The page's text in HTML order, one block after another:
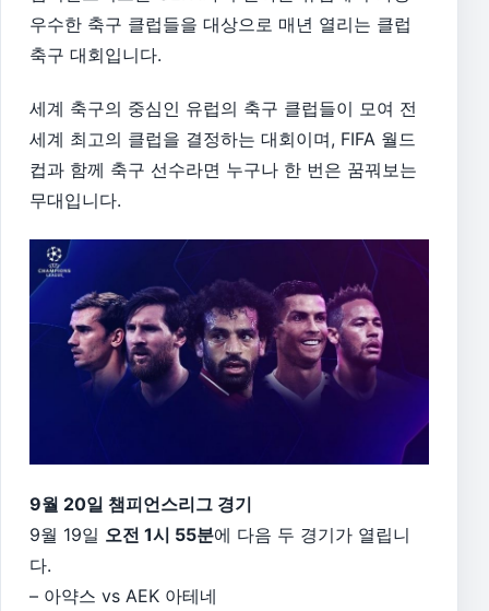
우수한 축구 클럽들을 대상으로 매년 열리는 클럽
축구 대회입니다.
세계 축구의 중심인 유럽의 축구 클럽들이 모여 전
세계 최고의 클럽을 결정하는 대회이며, FIFA 월드
컵과 함께 축구 선수라면 누구나 한 번은 꿈꿔보는
무대입니다.
9월 20일 챔피언스리그 경기
9월 19일 오전 1시 55분에 다음 두 경기가 열립니
다.
– 아약스 vs AEK 아테네